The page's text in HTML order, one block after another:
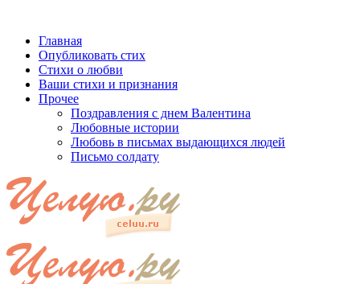
Главная
Опубликовать стих
Стихи о любви
Ваши стихи и признания
Прочее
Поздравления с днем Валентина
Любовные истории
Любовь в письмах выдающихся людей
Письмо солдату